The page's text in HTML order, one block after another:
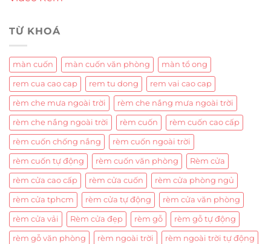
TỪ KHOÁ
màn cuốn màn cuốn văn phòng màn tổ ong
rem cua cao cap rem tu dong rem vai cao cap
rèm che mưa ngoài trời rèm che nắng mưa ngoài trời
rèm che nắng ngoài trời rèm cuốn rèm cuốn cao cấp
rèm cuốn chống nắng rèm cuốn ngoài trời
rèm cuốn tự động rèm cuốn văn phòng Rèm cửa
rèm cửa cao cấp rèm cửa cuốn rèm cửa phòng ngủ
rèm cửa tphcm rèm cửa tự động rèm cửa văn phòng
rèm cửa vải Rèm cửa đẹp rèm gỗ rèm gỗ tự động
rèm gỗ văn phòng rèm ngoài trời rèm ngoài trời tự động